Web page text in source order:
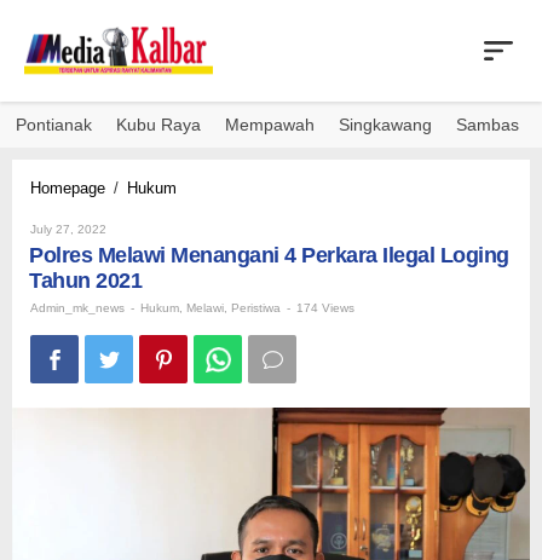
content
Pontianak Kubu Raya Mempawah Singkawang Sambas
Homepage / Hukum
4
Loging
Tahun
2021
July 27, 2022
Polres Melawi Menangani 4 Perkara Ilegal Loging
Tahun 2021
Admin_mk_news - Hukum Melawi Peristiwa - 174 Views